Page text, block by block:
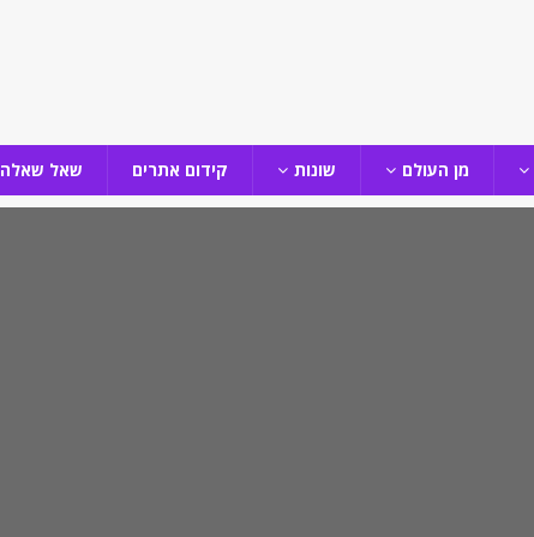
מן העולם שונות קידום אתרים שאל שאלה